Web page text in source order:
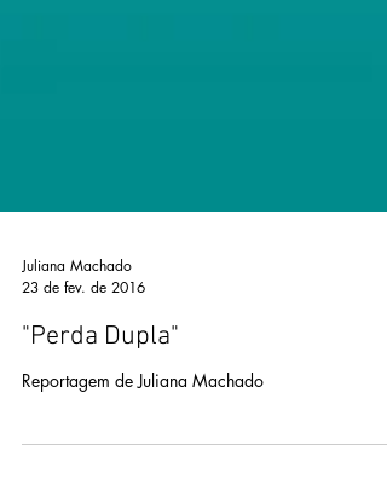
Juliana Machado
23 de fev. de 2016
"Perda Dupla"